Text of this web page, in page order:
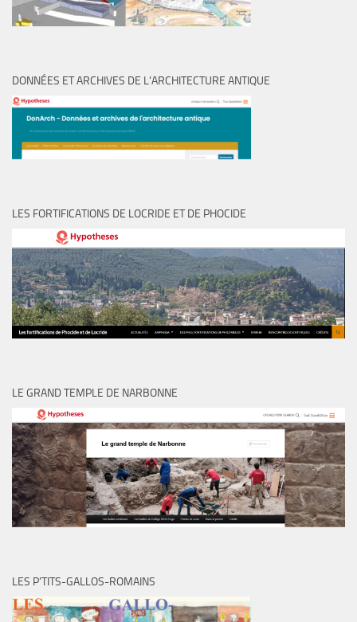
DONNÉES ET ARCHIVES DE L’ARCHITECTURE ANTIQUE
LES FORTIFICATIONS DE LOCRIDE ET DE PHOCIDE
LE GRAND TEMPLE DE NARBONNE
LES P’TITS-GALLOS-ROMAINS